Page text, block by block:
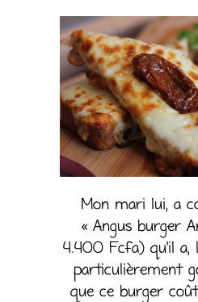
Mon mari lui, a
« Angus burger
4.400 Fcfa) qu’il a,
particulièrement
que ce burger